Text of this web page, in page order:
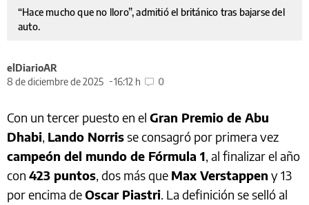
“Hace mucho que no lloro”, admitió el británico tras bajarse del
auto.
elDiarioAR
8 de diciembre de 2025
16:12 h 0
Con un tercer puesto en el Gran Premio de Abu
Dhabi, Lando Norrisse consagró por primera vez
campeón del mundo de Fórmula 1, al finalizar el año
con 423 puntos, dos más que Max Verstappen y 13
por encima deOscar Piastri. La definición se selló al